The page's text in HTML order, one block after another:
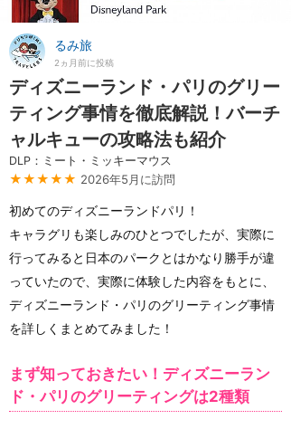
るみ旅
2ヵ月前に投稿
ディズニーランド・パリのグリー
ティング事情を徹底解説！バーチ
ャルキューの攻略法も紹介
DLP：ミート・ミッキーマウス
★★★★★ 2026年5月に訪問
初めてのディズニーランドパリ！
キャラグリも楽しみのひとつでしたが、実際に
行ってみると日本のパークとはかなり勝手が違
っていたので、実際に体験した内容をもとに、
ディズニーランド・パリのグリーティング事情
を詳しくまとめてみました！
まず知っておきたい！ディズニーラン
ド・パリのグリーティングは2種類